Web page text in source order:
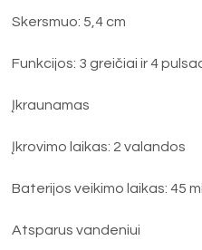
Skersmuo: 5,4 cm
Funkcijos: 3 greičiai ir 4
Įkraunamas
Įkrovimo laikas: 2 valandos
Baterijos veikimo laikas: 45
Atsparus vandeniui